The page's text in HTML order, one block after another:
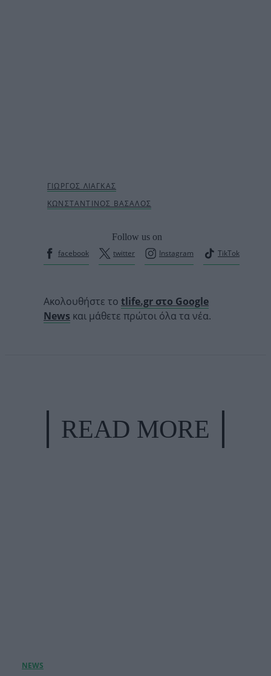
Follow us on
facebook
twitter Instagram TikTok
Ακολουθήστε το tlife.gr στο Google
News και μάθετε πρώτοι όλα τα νέα.
READ MORE